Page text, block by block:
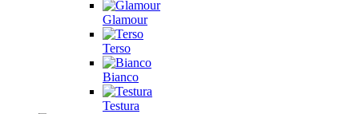
Glamour
Terso
Bianco
Testura